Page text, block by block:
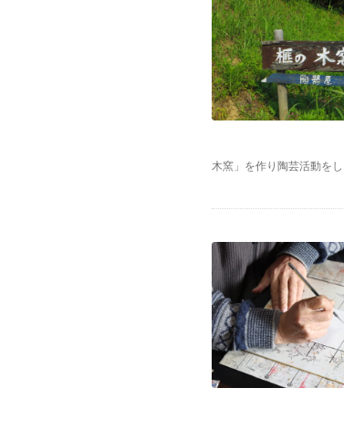
木窯」を作り陶芸活動をし